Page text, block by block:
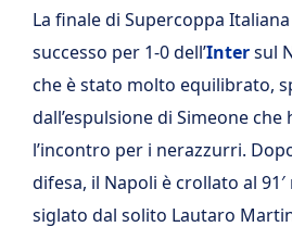
La finale di Supercoppa
successo per 1-0 dell’Intersul
che è stato molto equilibrato,
dall’espulsione di Simeone
l’incontro per i nerazzurri.
difesa, il Napoli è crollato al
siglato dal solito Lautaro